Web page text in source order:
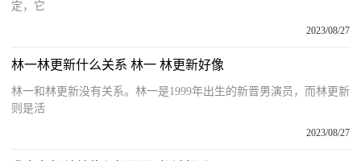
定，它
2023/08/27
林一林更新什么关系 林一 林更新好像
林一和林更新没有关系。林一是1999年出生的新晋男演员，而林更新
则是活
2023/08/27